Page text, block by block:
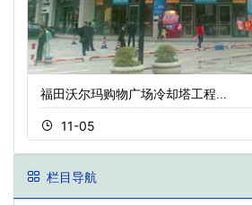
福田沃尔玛购物广场冷却塔工程…
11-05
栏目导航